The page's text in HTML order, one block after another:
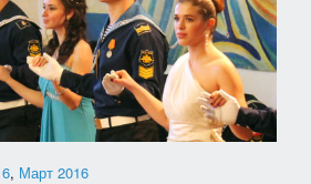
, Март 2016